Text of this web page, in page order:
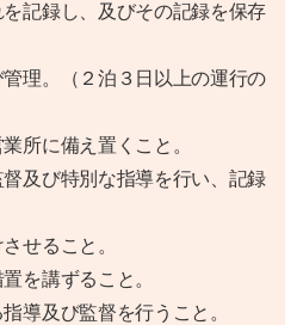
記録し、及びその記録を保存
理。（２泊３日以上の運行の
所に備え置くこと。
及び特別な指導を行い、記録
せること。
を講ずること。
導及び監督を行うこと。